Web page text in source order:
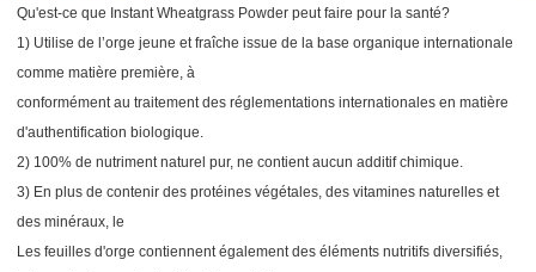
Qu'est-ce que Instant Wheatgrass Powder peut faire pour la santé?
1) Utilise de l’orge jeune et fraîche issue de la base organique internationale
comme matière première, à
conformément au traitement des réglementations internationales en matière
d'authentification biologique.
2) 100% de nutriment naturel pur, ne contient aucun additif chimique.
3) En plus de contenir des protéines végétales, des vitamines naturelles et
des minéraux, le
Les feuilles d'orge contiennent également des éléments nutritifs diversifiés,